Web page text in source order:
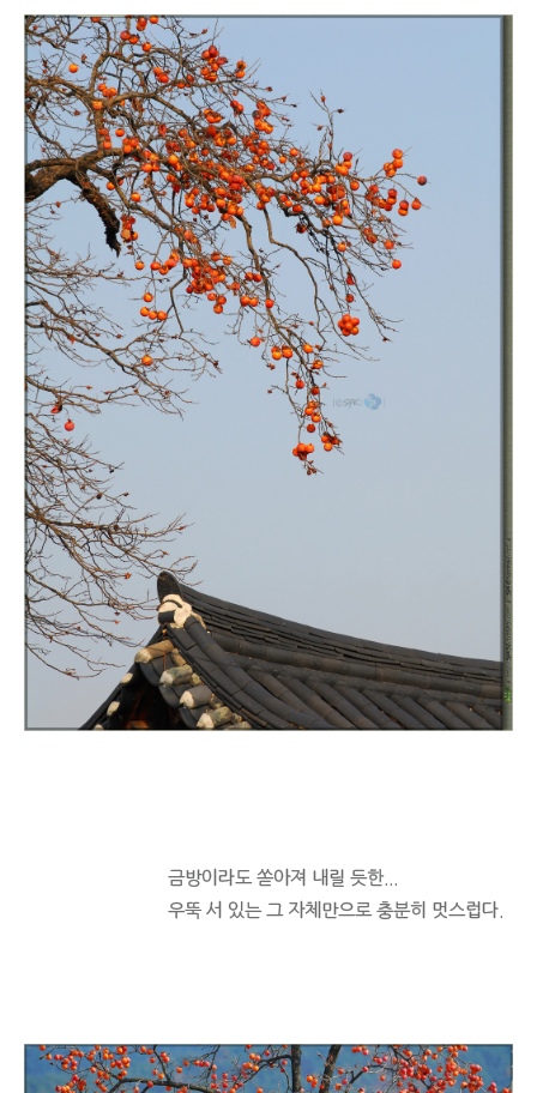
금방이라도 쏟아져 내릴 듯한...
우뚝 서 있는 그 자체만으로 충분히 멋스럽다.